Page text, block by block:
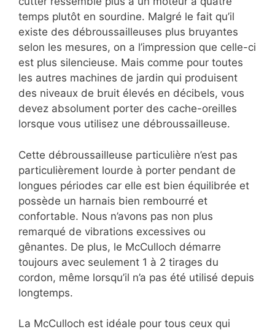
temps plutôt en sourdine. Malgré le fait qu’il
existe des débroussailleuses plus bruyantes
selon les mesures, on a l’impression que celle-ci
est plus silencieuse. Mais comme pour toutes
les autres machines de jardin qui produisent
des niveaux de bruit élevés en décibels, vous
devez absolument porter des cache-oreilles
lorsque vous utilisez une débroussailleuse.
Cette débroussailleuse particulière n’est pas
particulièrement lourde à porter pendant de
longues périodes car elle est bien équilibrée et
possède un harnais bien rembourré et
confortable. Nous n’avons pas non plus
remarqué de vibrations excessives ou
gênantes. De plus, le McCulloch démarre
toujours avec seulement 1 à 2 tirages du
cordon, même lorsqu’il n’a pas été utilisé depuis
longtemps.
La McCulloch est idéale pour tous ceux qui